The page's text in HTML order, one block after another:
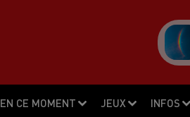
EN CE MOMENT JEUX INFOS